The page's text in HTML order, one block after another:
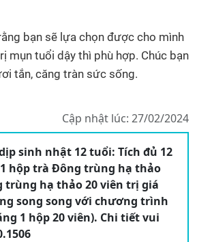
bạn sẽ lựa chọn được cho mình
mụn tuổi dậy thì phù hợp. Chúc bạn
tắn, căng tràn sức sống.
Cập nhật lúc: 27/02/2024
sinh nhật 12 tuổi: Tích đủ 12
hộp trà Đông trùng hạ thảo
trùng hạ thảo 20 viên trị giá
song song với chương trình
1 hộp 20 viên). Chi tiết vui